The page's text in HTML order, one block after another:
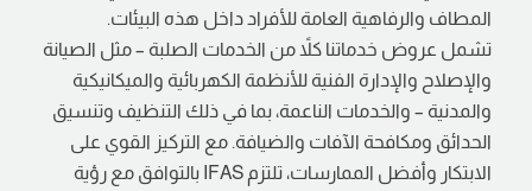
المطاف والرفاهية العامة للأفراد داخل هذه البيئات.
تشمل عروض خدماتنا كلاً من الخدمات الصلبة – مثل الصيانة
والإصلاح والإدارة الفنية للأنظمة الكهربائية والميكانيكية
والمدنية – والخدمات الناعمة، بما في ذلك التنظيف وتنسيق
الحدائق ومكافحة الآفات والضيافة. مع التركيز القوي على
الابتكار وأفضل الممارسات، تلتزم IFAS بالتوافق مع رؤية